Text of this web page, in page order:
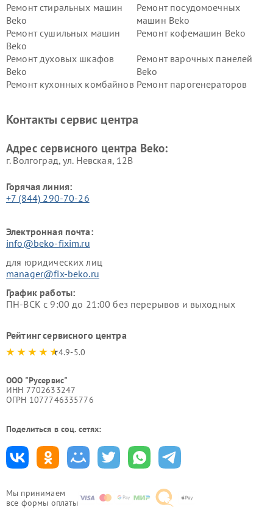
Мы принимаем
все формы оплаты
Ремонт стиральных машин
Beko
Ремонт посудомоечных
машин Beko
Ремонт сушильных машин
Beko
Ремонт кофемашин Beko
Ремонт духовых шкафов
Beko
Ремонт варочных панелей
Beko
Ремонт кухонных комбайнов Ремонт парогенераторов
Ремонт холодильников Beko Ремонт морозильных камер
Контакты сервис центра
Адрес сервисного центра Beko:
г. Волгоград, ул. Невская, 12В
Горячая линия:
+7 (844) 290-70-26
Электронная почта:
info@beko-fixim.ru
для юридических лиц
manager@fix-beko.ru
График работы:
ПН-ВСК с 9:00 до 21:00 без перерывов и выходных
Рейтинг сервисного центра
4.9-5.0
ООО "Русервис"
ИНН 7702633247
ОГРН 1077746335776
Поделиться в соц. сетях: